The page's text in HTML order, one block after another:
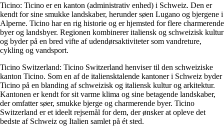
Ticino: Ticino er en kanton (administrativ enhed) i Schweiz. Den er
kendt for sine smukke landskaber, herunder søen Lugano og bjergene i
Alperne. Ticino har en rig historie og er hjemsted for flere charmerende
byer og landsbyer. Regionen kombinerer italiensk og schweizisk kultur
og byder på en bred vifte af udendørsaktiviteter som vandreture,
cykling og vandsport.
Ticino Switzerland: Ticino Switzerland henviser til den schweiziske
kanton Ticino. Som en af de italiensktalende kantoner i Schweiz byder
Ticino på en blanding af schweizisk og italiensk kultur og arkitektur.
Kantonen er kendt for sit varme klima og sine betagende landskaber,
der omfatter søer, smukke bjerge og charmerende byer. Ticino
Switzerland er et ideelt rejsemål for dem, der ønsker at opleve det
bedste af Schweiz og Italien samlet på ét sted.